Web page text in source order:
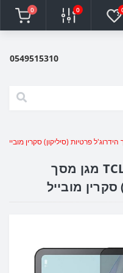
0
0
0549515310
[2 יחידות] TCL Tab 11 Gen 2 מגן מסך
מובייל